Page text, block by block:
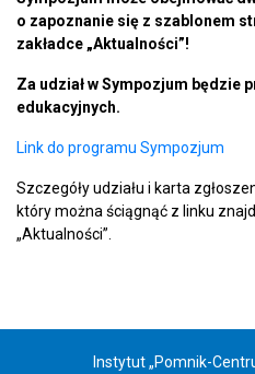
o zapoznanie się z szablonem
zakładce „Aktualności”!
Za udział w Sympozjum będzie
edukacyjnych.
Link do programu Sympozjum
Szczegóły udziału i karta
który można ściągnąć z linku
„Aktualności”.
Instytut „Pomnik-